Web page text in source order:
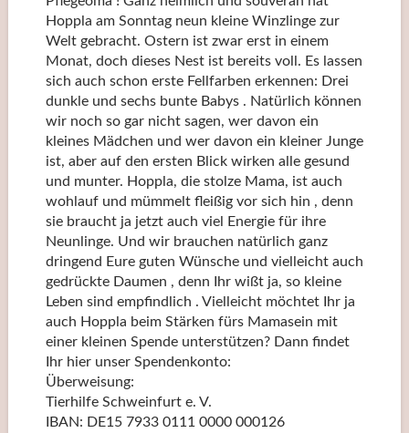
Hoppla am Sonntag neun kleine Winzlinge zur
Welt gebracht. Ostern ist zwar erst in einem
Monat, doch dieses Nest ist bereits voll. Es lassen
sich auch schon erste Fellfarben erkennen: Drei
dunkle und sechs bunte Babys . Natürlich können
wir noch so gar nicht sagen, wer davon ein
kleines Mädchen und wer davon ein kleiner Junge
ist, aber auf den ersten Blick wirken alle gesund
und munter. Hoppla, die stolze Mama, ist auch
wohlauf und mümmelt fleißig vor sich hin , denn
sie braucht ja jetzt auch viel Energie für ihre
Neunlinge. Und wir brauchen natürlich ganz
dringend Eure guten Wünsche und vielleicht auch
gedrückte Daumen , denn Ihr wißt ja, so kleine
Leben sind empfindlich . Vielleicht möchtet Ihr ja
auch Hoppla beim Stärken fürs Mamasein mit
einer kleinen Spende unterstützen? Dann findet
Ihr hier unser Spendenkonto:
Überweisung:
Tierhilfe Schweinfurt e. V.
IBAN: DE15 7933 0111 0000 000126